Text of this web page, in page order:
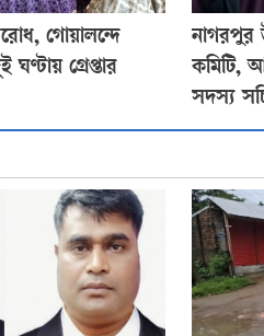
গোয়ালন্দে
গ্রেপ্তার
নাগরপুর
কমিটি,
সদস্য